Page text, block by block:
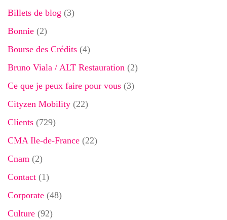
Billets de blog (3)
Bonnie (2)
Bourse des Crédits (4)
Bruno Viala / ALT Restauration (2)
Ce que je peux faire pour vous (3)
Cityzen Mobility (22)
Clients (729)
CMA Ile-de-France (22)
Cnam (2)
Contact (1)
Corporate (48)
Culture (92)